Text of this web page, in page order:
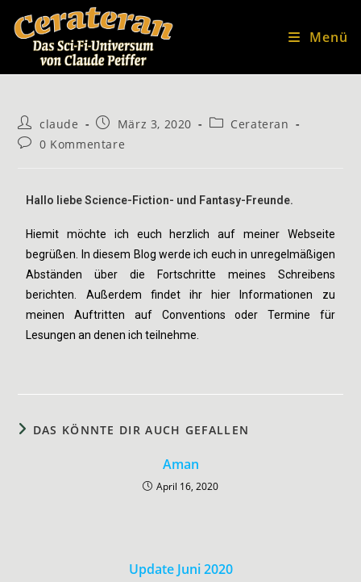
Menü
claude März 3, 2020
Cerateran
0 Kommentare
Hallo liebe Science-Fiction- und Fantasy-Freunde.
Hiemit möchte ich euch herzlich auf meiner Webseite
begrüßen. In diesem Blog werde ich euch in unregelmäßigen
Abständen über die Fortschritte meines Schreibens
berichten. Außerdem findet ihr hier Informationen zu
meinen Auftritten auf Conventions oder Termine für
Lesungen an denen ich teilnehme.
DAS KÖNNTE DIR AUCH GEFALLEN
Aman
April 16, 2020
Update Juni 2020